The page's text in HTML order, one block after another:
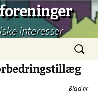
interesser
Søg
efter:
Blad nr